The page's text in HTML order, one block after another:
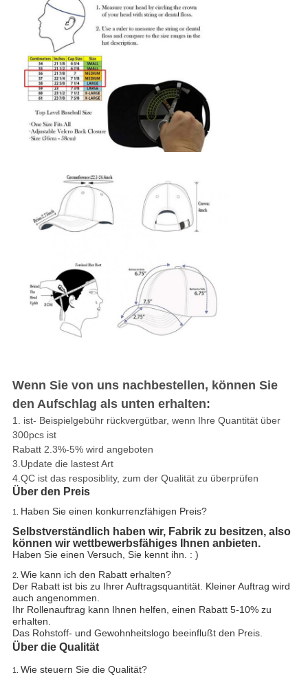
Wenn Sie von uns nachbestellen, können Sie
den Aufschlag als unten erhalten:
1. ist- Beispielgebühr rückvergütbar, wenn Ihre Quantität über
300pcs ist
Rabatt 2.3%-5% wird angeboten
3.Update die lastest Art
4.QC ist das resposiblity, zum der Qualität zu überprüfen
Über den Preis
1. Haben Sie einen konkurrenzfähigen Preis?
Selbstverständlich haben wir, Fabrik zu besitzen, also
können wir wettbewerbsfähiges Ihnen anbieten.
Haben Sie einen Versuch, Sie kennt ihn. : )
2. Wie kann ich den Rabatt erhalten?
Der Rabatt ist bis zu Ihrer Auftragsquantität. Kleiner Auftrag wird
auch angenommen.
Ihr Rollenauftrag kann Ihnen helfen, einen Rabatt 5-10% zu
erhalten.
Das Rohstoff- und Gewohnheitslogo beeinflußt den Preis.
Über die Qualität
1. Wie steuern Sie die Qualität?